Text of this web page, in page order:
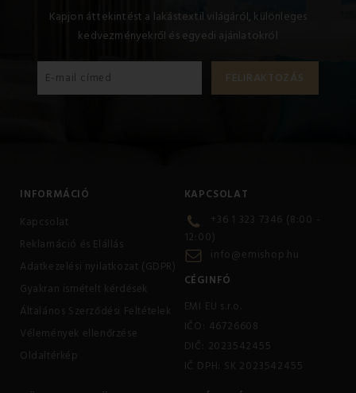
Kapjon áttekintést a lakástextil világáról, különleges
kedvezményekről és egyedi ajánlatokról
INFORMÁCIÓ
Kapcsolat
Reklamáció és Elállás
Adatkezelési nyilatkozat (GDPR)
Gyakran ismételt kérdések
Általános Szerződési Feltételek
Vélemények ellenőrzése
Oldaltérkép
KAPCSOLAT
+36 1 323 7346 (8:00 -
12:00)
info@emishop.hu
CÉGINFÓ
EMI EU s.r.o.
IČO: 46726608
DIČ: 2023542455
IČ DPH: SK 2023542455